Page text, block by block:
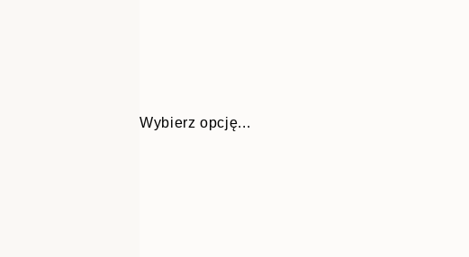
Wybierz opcję...